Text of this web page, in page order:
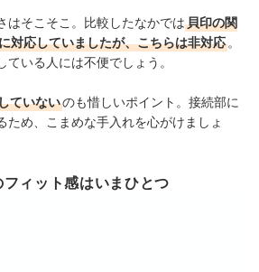
はそこそこ。比較したなかでは貝印の関
対応していましたが、こちらは非対応 。
いる人には不便でしょう。
ていないのも惜しいポイント。接続部に
ため、こまめな手入れを心がけましょ
ィット感はいまひとつ